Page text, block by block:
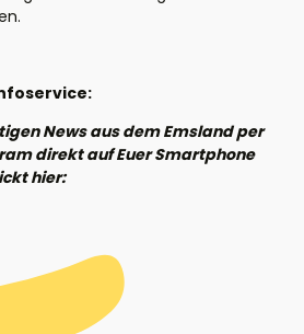
News aus dem Emsland per
direkt auf Euer Smartphone
hier: